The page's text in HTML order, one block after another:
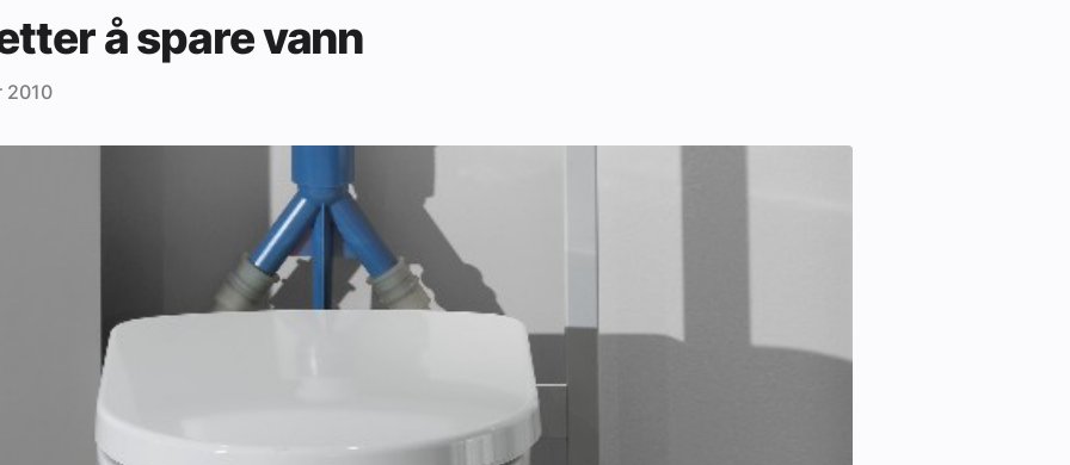
å spare vann
2010